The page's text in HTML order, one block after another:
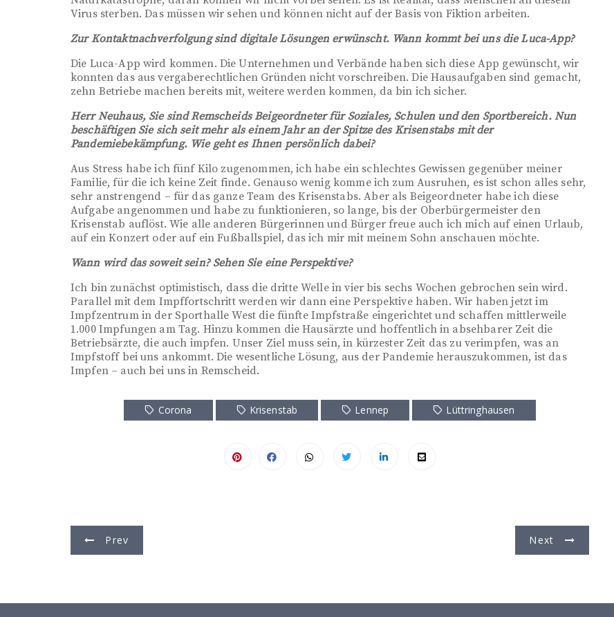
Virus sterben. Das müssen wir sehen und können nicht auf der Basis von Fiktion arbeiten.
Zur Kontaktnachverfolgung sind digitale Lösungen erwünscht. Wann kommt bei uns die Luca-App?
Die Luca-App wird kommen. Die Unternehmen und Verbände haben sich diese App gewünscht, wir
konnten das aus vergaberechtlichen Gründen nicht vorschreiben. Die Hausaufgaben sind gemacht,
zehn Betriebe machen bereits mit, weitere werden kommen, da bin ich sicher.
Herr Neuhaus, Sie sind Remscheids Beigeordneter für Soziales, Schulen und den Sportbereich. Nun
beschäftigen Sie sich seit mehr als einem Jahr an der Spitze des Krisenstabs mit der
Pandemiebekämpfung. Wie geht es Ihnen persönlich dabei?
Aus Stress habe ich fünf Kilo zugenommen, ich habe ein schlechtes Gewissen gegenüber meiner
Familie, für die ich keine Zeit finde. Genauso wenig komme ich zum Ausruhen, es ist schon alles sehr,
sehr anstrengend – für das ganze Team des Krisenstabs. Aber als Beigeordneter habe ich diese
Aufgabe angenommen und habe zu funktionieren, so lange, bis der Oberbürgermeister den
Krisenstab auflöst. Wie alle anderen Bürgerinnen und Bürger freue auch ich mich auf einen Urlaub,
auf ein Konzert oder auf ein Fußballspiel, das ich mir mit meinem Sohn anschauen möchte.
Wann wird das soweit sein? Sehen Sie eine Perspektive?
Ich bin zunächst optimistisch, dass die dritte Welle in vier bis sechs Wochen gebrochen sein wird.
Parallel mit dem Impffortschritt werden wir dann eine Perspektive haben. Wir haben jetzt im
Impfzentrum in der Sporthalle West die fünfte Impfstraße eingerichtet und schaffen mittlerweile
1.000 Impfungen am Tag. Hinzu kommen die Hausärzte und hoffentlich in absehbarer Zeit die
Betriebsärzte, die auch impfen. Unser Ziel muss sein, in kürzester Zeit das zu verimpfen, was an
Impfstoff bei uns ankommt. Die wesentliche Lösung, aus der Pandemie herauszukommen, ist das
Impfen – auch bei uns in Remscheid.
Corona Krisenstab Lennep Lüttringhausen
e
t
Prev Next